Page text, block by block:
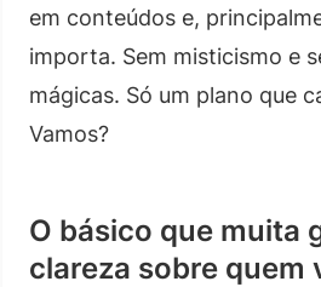
em conteúdos e,
importa. Sem misticismo e
mágicas. Só um plano que
Vamos?
O básico que muita
clareza sobre quem